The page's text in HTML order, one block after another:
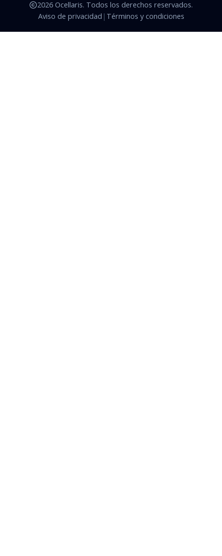
2026 Ocellaris. Todos los derechos reservados.
Aviso de privacidad | Términos y condiciones